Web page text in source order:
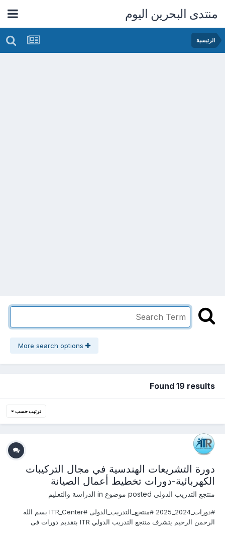
منتدى البحرين اليوم
الرئيسية
Found 19 results
ترتيب حسب
دورة التشريعات الهندسية في مجال التركيبات
الكهربائية-دورات تخطيط أعمال الصيانة
منتجع التدريب الدولي الدراسة والتعليم
#دورات_2024_2025 #منتجع_التدريب_الدولى #ITR_Center بسم الله
الرحمن الرحيم يتشرف منتجع التدريب الدولي ITR بتقديم دورات فى